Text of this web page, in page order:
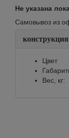
Не указана
Самовывоз из
конструкция
Цвет
Вес, кг: